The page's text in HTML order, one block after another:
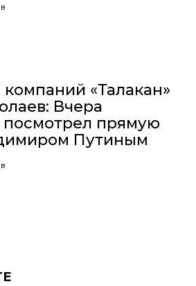
компаний «Талакан»
Вчера
посмотрел прямую
Путиным